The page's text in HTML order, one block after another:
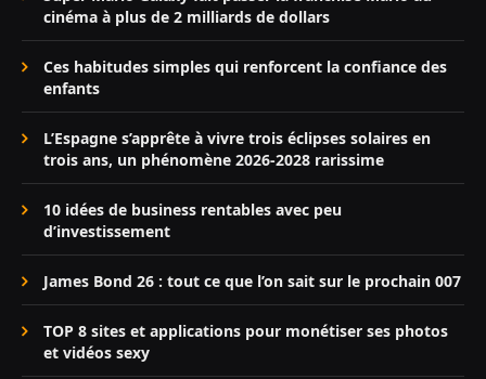
cinéma à plus de 2 milliards de dollars
Ces habitudes simples qui renforcent la confiance des
enfants
L’Espagne s’apprête à vivre trois éclipses solaires en
trois ans, un phénomène 2026-2028 rarissime
10 idées de business rentables avec peu
d’investissement
James Bond 26 : tout ce que l’on sait sur le prochain 007
TOP 8 sites et applications pour monétiser ses photos
et vidéos sexy